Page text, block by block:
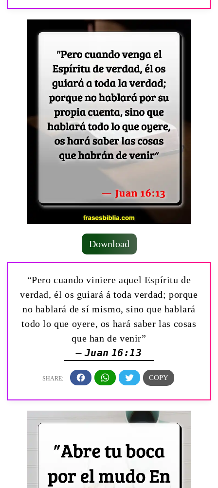
Download
“Pero cuando viniere aquel Espíritu de
verdad, él os guiará á toda verdad; porque
no hablará de sí mismo, sino que hablará
todo lo que oyere, os hará saber las cosas
que han de venir”
— Juan 16:13